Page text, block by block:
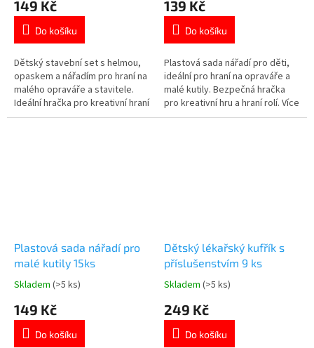
produktu
5,0
5
hvězdiček.
149 Kč
Do košíku
Dětský stavební set s helmou,
opaskem a nářadím pro hraní na
malého opraváře a stavitele.
Ideální hračka pro kreativní hraní
rolí. Více produktů👉 PRO KLUKY
produktu
5,0
5
hvězdiček.
139 Kč
Do košíku
Plastová sada nářadí pro děti,
ideální pro hraní na opraváře a
malé kutily. Bezpečná hračka
pro kreativní hru a hraní rolí. Více
produktů👉 PRO KLUKY
Plastová sada nářadí pro
malé kutily 15ks
Průměrné
produktu
5,0
Skladem (>5 ks)
149 Kč
Do košíku
Dětský lékařský kufřík s
příslušenstvím 9 ks
Průměrné
produktu
4,6
Skladem (>5 ks)
249 Kč
Do košíku